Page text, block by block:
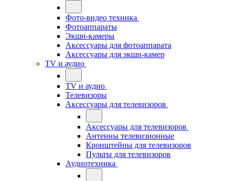
Фото-видео техника
Фотоаппараты
Экшн-камеры
Аксессуары для фотоаппарата
Аксессуары для экшн-камер
TV и аудио
TV и аудио
Телевизоры
Аксессуары для телевизоров
Аксессуары для телевизоров
Антенны телевизионные
Кронштейны для телевизоров
Пульты для телевизоров
Аудиотехника